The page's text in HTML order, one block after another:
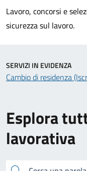
Lavoro, concorsi e
sicurezza sul lavoro.
Esplora
lavorativa
SERVIZI IN EVIDENZA
Cambio di residenza